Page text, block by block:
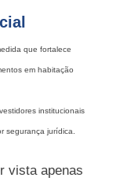
que fortalece
em habitação
institucionais
segurança jurídica.
vista apenas